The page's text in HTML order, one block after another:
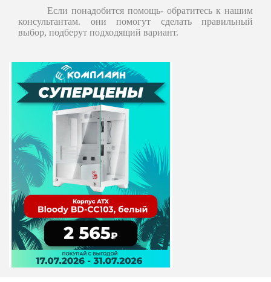
Если понадобится помощь- обратитесь к нашим
консультантам. они помогут сделать правильный
выбор, подберут подходящий вариант.